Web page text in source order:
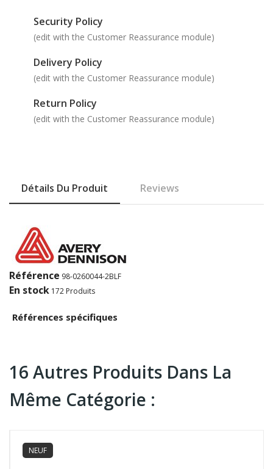
Security Policy
(edit with the Customer Reassurance module)
Delivery Policy
(edit with the Customer Reassurance module)
Return Policy
(edit with the Customer Reassurance module)
Détails Du Produit Reviews
Référence 98-0260044-2BLF
En stock 172 Produits
Références spécifiques
16 Autres Produits Dans La
Même Catégorie :
NEUF